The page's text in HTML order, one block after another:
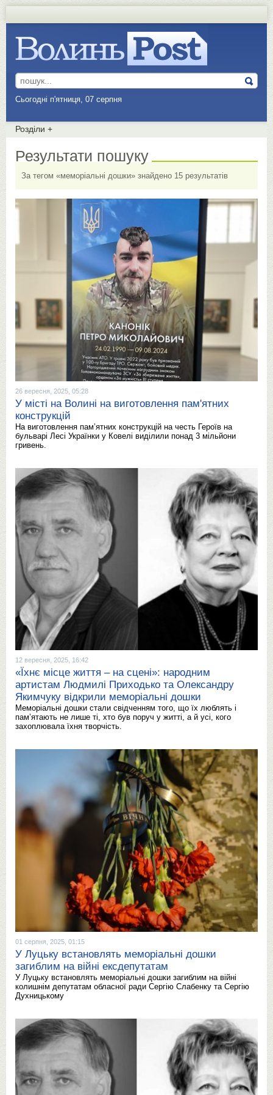
Сьогодні п'ятниця, 07 серпня
Розділи +
Результати пошуку
За тегом «меморіальні дошки» знайдено 15 результатів
26 вересня, 2025, 05:28
У місті на Волині на виготовлення пам'ятних
конструкцій
На виготовлення пам’ятних конструкцій на честь Героїв на
бульварі Лесі Українки у Ковелі виділили понад 3 мільйони
гривень.
12 вересня, 2025, 16:42
«Їхнє місце життя – на сцені»: народним
артистам Людмилі Приходько та Олександру
Якимчуку відкрили меморіальні дошки
Меморіальні дошки стали свідченням того, що їх люблять і
пам’ятають не лише ті, хто був поруч у житті, а й усі, кого
захоплювала їхня творчість.
01 серпня, 2025, 01:15
У Луцьку встановлять меморіальні дошки
загиблим на війні ексдепутатам
У Луцьку встановлять меморіальні дошки загиблим на війні
колишнім депутатам обласної ради Сергію Слабенку та Сергію
Духницькому